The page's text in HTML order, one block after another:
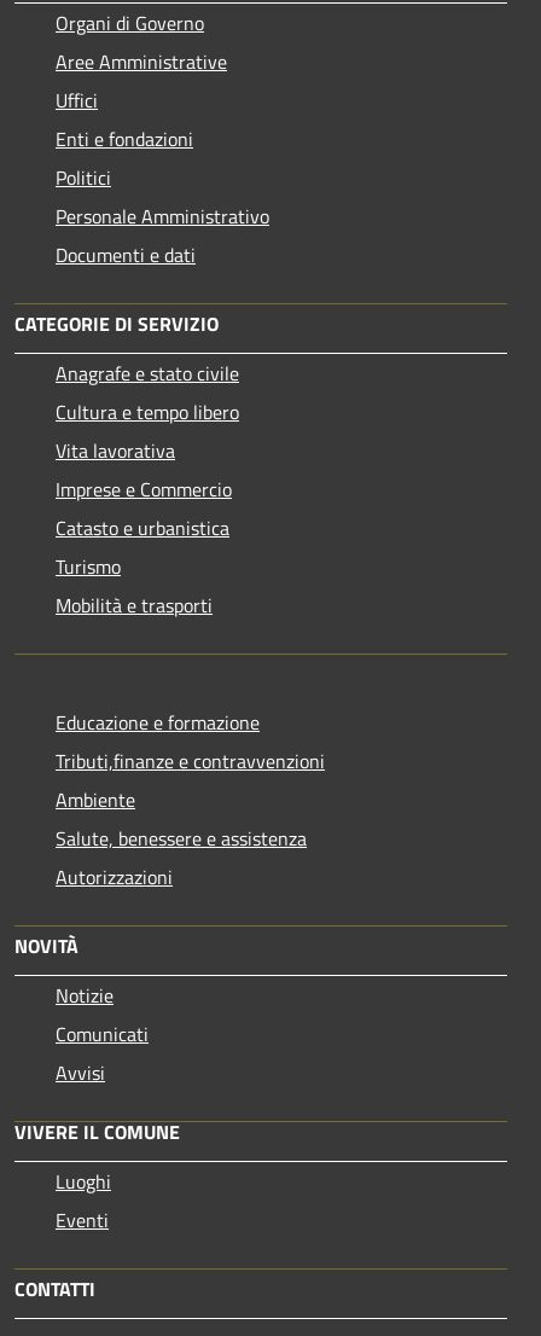
Organi di Governo
Aree Amministrative
Uffici
Enti e fondazioni
Politici
Personale Amministrativo
Documenti e dati
CATEGORIE DI SERVIZIO
Anagrafe e stato civile
Cultura e tempo libero
Vita lavorativa
Imprese e Commercio
Catasto e urbanistica
Turismo
Mobilità e trasporti
Educazione e formazione
Tributi,finanze e contravvenzioni
Ambiente
Salute, benessere e assistenza
Autorizzazioni
NOVITÀ
Notizie
Comunicati
Avvisi
VIVERE IL COMUNE
Luoghi
Eventi
CONTATTI